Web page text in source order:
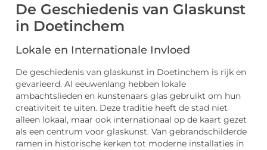
De Geschiedenis van Glaskunst
in Doetinchem
Lokale en Internationale Invloed
De geschiedenis van glaskunst in Doetinchem is rijk en
gevarieerd. Al eeuwenlang hebben lokale
ambachtslieden en kunstenaars glas gebruikt om hun
creativiteit te uiten. Deze traditie heeft de stad niet
alleen lokaal, maar ook internationaal op de kaart gezet
als een centrum voor glaskunst. Van gebrandschilderde
ramen in historische kerken tot moderne installaties in